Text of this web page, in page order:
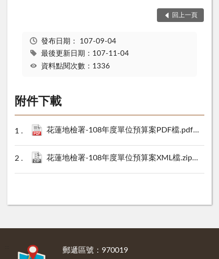
回上一頁
發布日期： 107-09-04
最後更新日期：107-11-04
資料點閱次數：1336
附件下載
花蓮地檢署-108年度單位預算案PDF檔.pdf 1540 KB
花蓮地檢署-108年度單位預算案XML檔.zip 26 KB
郵遞區號：970019